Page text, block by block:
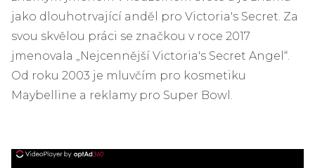
jako dlouhotrvající anděl pro Victoria's Secret. Za
svou skvělou práci se značkou v roce 2017
jmenovala „Nejcennější Victoria's Secret Angel“.
Od roku 2003 je mluvčím pro kosmetiku
Maybelline a reklamy pro Super Bowl.